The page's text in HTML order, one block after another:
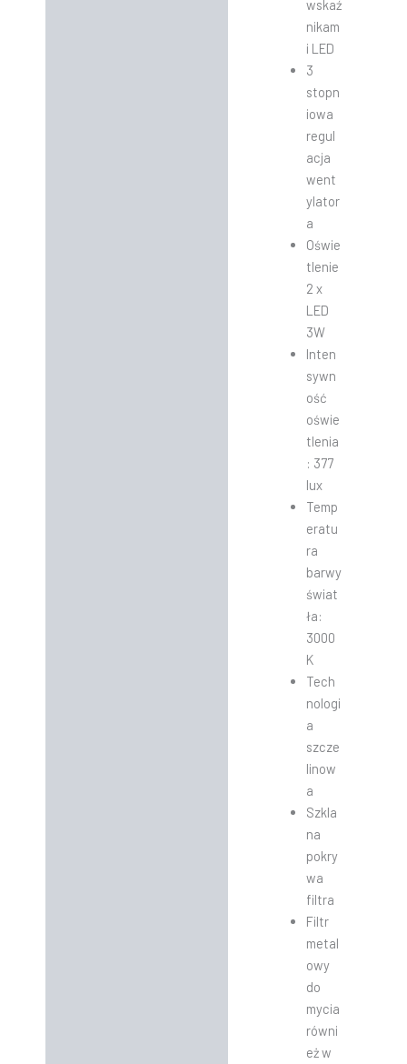
wskaź
nikam
i LED
3
stopn
iowa
regul
acja
went
ylator
a
Oświe
tlenie
2 x
LED
3W
Inten
sywn
ość
oświe
tlenia
: 377
lux
Temp
eratu
ra
barwy
świat
ła:
3000
K
Tech
nologi
a
szcze
linow
a
Szkla
na
pokry
wa
filtra
Filtr
metal
owy
do
mycia
równi
eż w